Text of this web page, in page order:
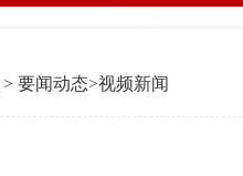
> 要闻动态>视频新闻